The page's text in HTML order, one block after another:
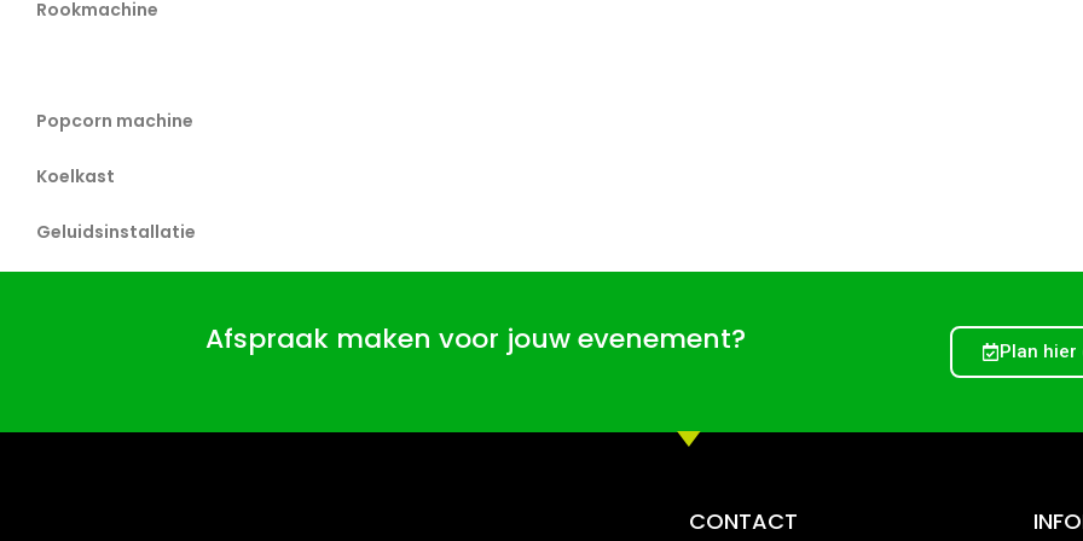
Rookmachine
Popcorn machine
Koelkast
Geluidsinstallatie
Afspraak maken voor jouw evenement? Plan
CONTACT